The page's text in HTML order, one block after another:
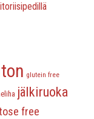
glutein free
jälkiruoka
free